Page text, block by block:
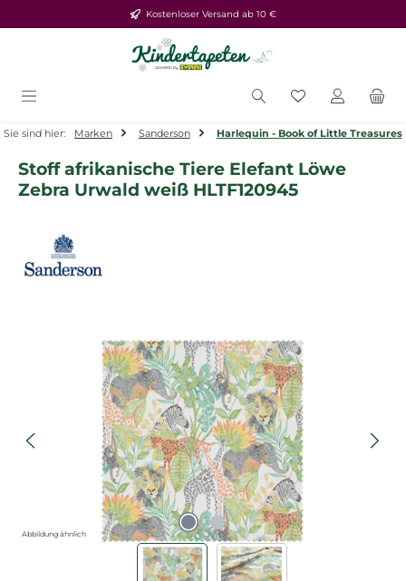
Zum Hauptinhalt springenKostenloser Versand ab 10 €
Du hast 0
Sie sind hier: Marken Sanderson Harlequin - Book of Little Treasures
Stoff afrikanische Tiere Elefant Löwe
Zebra Urwald weiß HLTF120945
Bildergalerie überspringen
Abbildung ähnlich